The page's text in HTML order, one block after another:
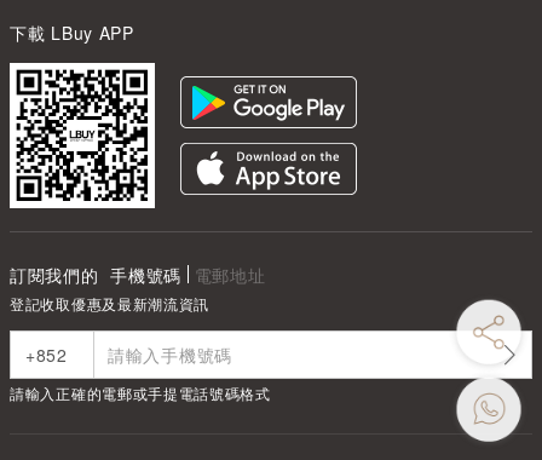
下載 LBuy APP
訂閱我們的 手機號碼 電郵地址
登記收取優惠及最新潮流資訊
請輸入正確的電郵或手提電話號碼格式